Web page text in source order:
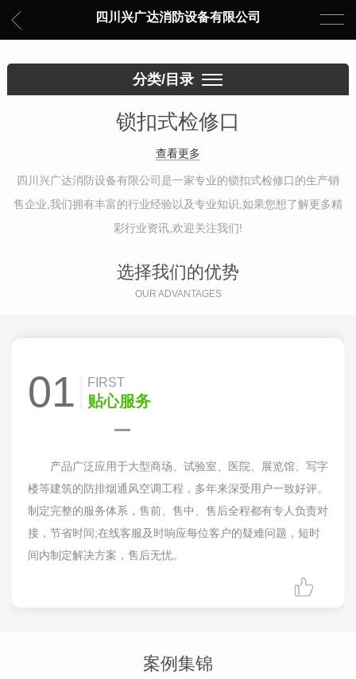
四川兴广达消防设备有限公司
分类/目录
锁扣式检修口
查看更多
四川兴广达消防设备有限公司是一家专业的锁扣式检修口的生产销
售企业,我们拥有丰富的行业经验以及专业知识,如果您想了解更多精
彩行业资讯,欢迎关注我们!
选择我们的优势
OUR ADVANTAGES
01 FIRST
贴心服务
产品广泛应用于大型商场、试验室、医院、展览馆、写字
楼等建筑的防排烟通风空调工程，多年来深受用户一致好评。
制定完整的服务体系，售前、售中、售后全程都有专人负责对
接，节省时间;在线客服及时响应每位客户的疑难问题，短时
间内制定解决方案，售后无忧。
案例集锦